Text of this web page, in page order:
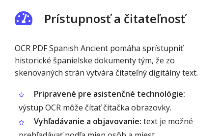
Prístupnosť a čitateľnosť
OCR PDF Spanish Ancient pomáha sprístupniť
historické španielske dokumenty tým, že zo
skenovaných strán vytvára čitateľný digitálny text.
Pripravené pre asistenčné technológie:
výstup OCR môže čítať čítačka obrazovky.
Vyhľadávanie a objavovanie: text je možné